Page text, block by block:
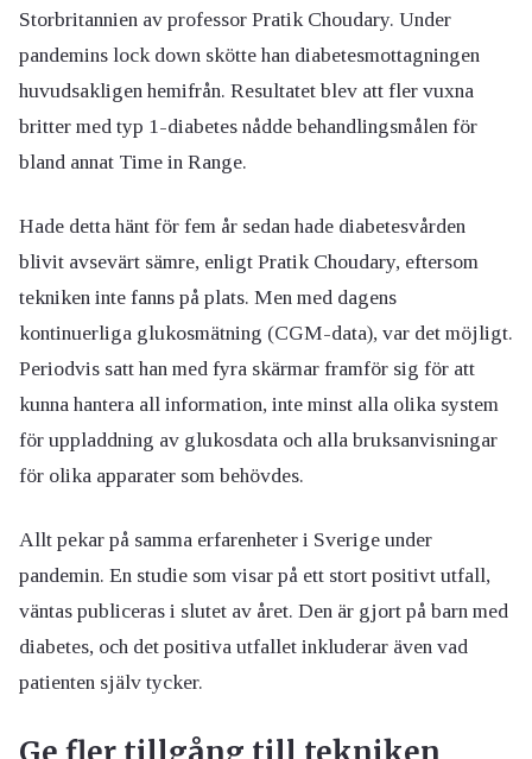
Storbritannien av professor Pratik Choudary. Under
pandemins lock down skötte han diabetesmottagningen
huvudsakligen hemifrån. Resultatet blev att fler vuxna
britter med typ 1-diabetes nådde behandlingsmålen för
bland annat Time in Range.
Hade detta hänt för fem år sedan hade diabetesvården
blivit avsevärt sämre, enligt Pratik Choudary, eftersom
tekniken inte fanns på plats. Men med dagens
kontinuerliga glukosmätning (CGM-data), var det möjligt.
Periodvis satt han med fyra skärmar framför sig för att
kunna hantera all information, inte minst alla olika system
för uppladdning av glukosdata och alla bruksanvisningar
för olika apparater som behövdes.
Allt pekar på samma erfarenheter i Sverige under
pandemin. En studie som visar på ett stort positivt utfall,
väntas publiceras i slutet av året. Den är gjort på barn med
diabetes, och det positiva utfallet inkluderar även vad
patienten själv tycker.